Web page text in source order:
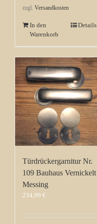
zzgl. Versandkosten
In den
Warenkorb
Details
Türdrückergarnitur Nr.
109 Bauhaus Vernickelt
Messing
234,99 €